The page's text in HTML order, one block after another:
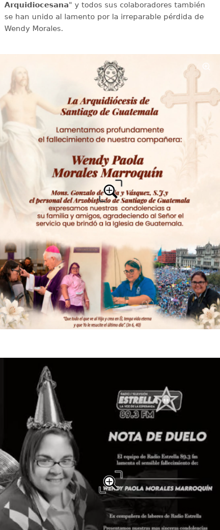
Arquidiocesana" y todos sus colaboradores también
se han unido al lamento por la irreparable pérdida de
Wendy Morales.